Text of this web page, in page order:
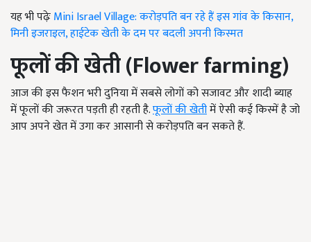
यह भी पढ़ेःMini Israel Village: करोड़पति बन रहे हैं इस गांव के किसान,
मिनी इजराइल, हाईटेक खेती के दम पर बदली अपनी किस्मत
फूलों की खेती(Flower farming)
आज की इस फैशन भरी दुनिया में सबसे लोगों को सजावट और शादी ब्याह
में फूलों की जरूरत पड़ती ही रहती है.फूलों की खेतीमें ऐसी कई किस्में है जो
आप अपने खेत में उगा कर आसानी से करोड़पति बन सकते हैं.